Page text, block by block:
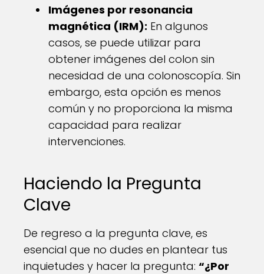
Imágenes por resonancia
magnética (IRM): En algunos
casos, se puede utilizar para
obtener imágenes del colon sin
necesidad de una colonoscopía. Sin
embargo, esta opción es menos
común y no proporciona la misma
capacidad para realizar
intervenciones.
Haciendo la Pregunta
Clave
De regreso a la pregunta clave, es
esencial que no dudes en plantear tus
inquietudes y hacer la pregunta: “¿Por